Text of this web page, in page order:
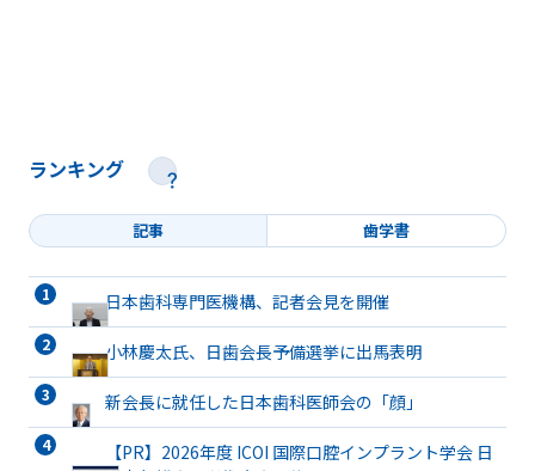
ランキング
記事 歯学書
日本歯科専門医機構、記者会見を開催
小林慶太氏、日歯会長予備選挙に出馬表明
新会長に就任した日本歯科医師会の「顔」
【PR】2026年度 ICOI 国際口腔インプラント学会 日